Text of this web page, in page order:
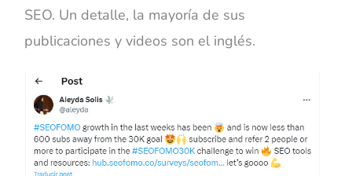
SEO. Un detalle, la mayoría de sus
publicaciones y videos son el inglés.